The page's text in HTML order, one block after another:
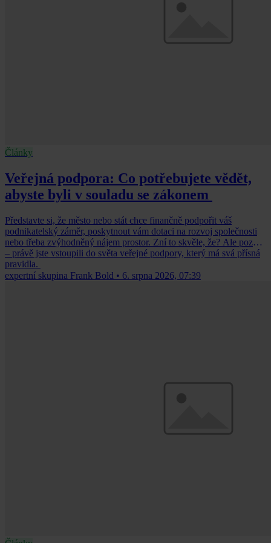
Články
Veřejná podpora: Co potřebujete vědět,
abyste byli v souladu se zákonem
Představte si, že město nebo stát chce finančně podpořit váš
podnikatelský záměr, poskytnout vám dotaci na rozvoj společnosti
nebo třeba zvýhodněný nájem prostor. Zní to skvěle, že? Ale pozor
– právě jste vstoupili do světa veřejné podpory, který má svá přísná
pravidla.
expertní skupina Frank Bold • 6. srpna 2026, 07:39